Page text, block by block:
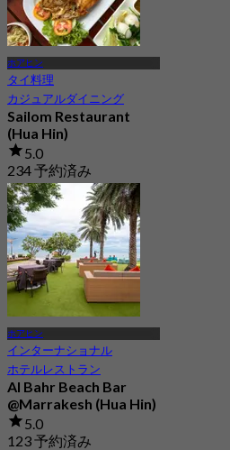
ホアヒン
タイ料理
カジュアルダイニング
Sailom Restaurant
(Hua Hin)
5.0
234 予約済み
から฿ 512.5
ホアヒン
インターナショナル
ホテルレストラン
Al Bahr Beach Bar
@Marrakesh (Hua Hin)
5.0
123 予約済み